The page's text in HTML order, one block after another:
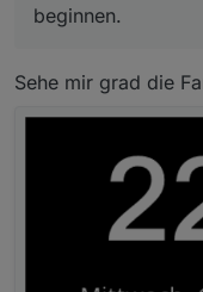
beginnen.
Sehe mir grad die